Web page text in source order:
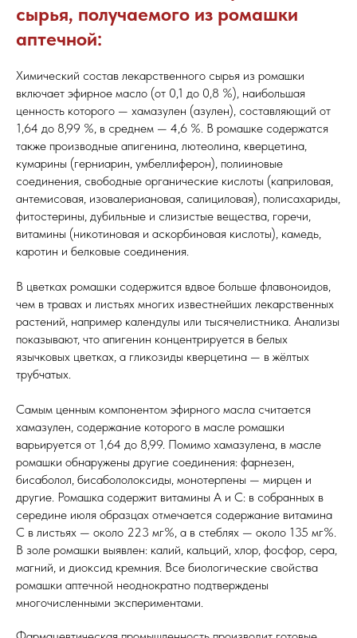
сырья, получаемого из ромашки
аптечной:
Химический состав лекарственного сырья из ромашки
включает эфирное масло (от 0,1 до 0,8 %), наибольшая
ценность которого — хамазулен (азулен), составляющий от
1,64 до 8,99 %, в среднем — 4,6 %. В ромашке содержатся
также производные апигенина, лютеолина, кверцетина,
кумарины (герниарин, умбеллиферон), полииновые
соединения, свободные органические кислоты (каприловая,
антемисовая, изовалериановая, салициловая), полисахариды,
фитостерины, дубильные и слизистые вещества, горечи,
витамины (никотиновая и аскорбиновая кислоты), камедь,
каротин и белковые соединения.
В цветках ромашки содержится вдвое больше флавоноидов,
чем в травах и листьях многих известнейших лекарственных
растений, например календулы или тысячелистника. Анализы
показывают, что апигенин концентрируется в белых
язычковых цветках, а гликозиды кверцетина — в жёлтых
трубчатых.
Самым ценным компонентом эфирного масла считается
хамазулен, содержание которого в масле ромашки
варьируется от 1,64 до 8,99. Помимо хамазулена, в масле
ромашки обнаружены другие соединения: фарнезен,
бисаболол, бисабололоксиды, монотерпены — мирцен и
другие. Ромашка содержит витамины А и C: в собранных в
середине июля образцах отмечается содержание витамина
C в листьях — около 223 мг%, а в стеблях — около 135 мг%.
В золе ромашки выявлен: калий, кальций, хлор, фосфор, сера,
магний, и диоксид кремния. Все биологические свойства
ромашки аптечной неоднократно подтверждены
многочисленными экспериментами.